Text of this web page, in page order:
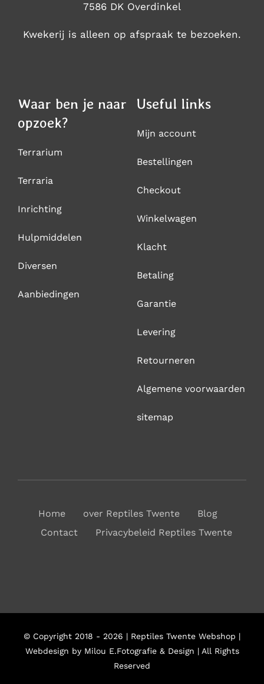
7586 DK Overdinkel
Kwekerij is alleen op afspraak te bezoeken.
Waar ben je naar
opzoek?
Terrarium
Terraria
Inrichting
Hulpmiddelen
Diversen
Aanbiedingen
Useful links
Mijn account
Bestellingen
Checkout
Winkelwagen
Klacht
Betaling
Garantie
Levering
Retourneren
Algemene voorwaarden
sitemap
Home over Reptiles Twente
Blog
Contact
Privacybeleid Reptiles Twente
© Copyright 2018 - 2026 | Reptiles Twente Webshop |
Webdesign by Milou E.Fotografie & Design | All Rights
Reserved